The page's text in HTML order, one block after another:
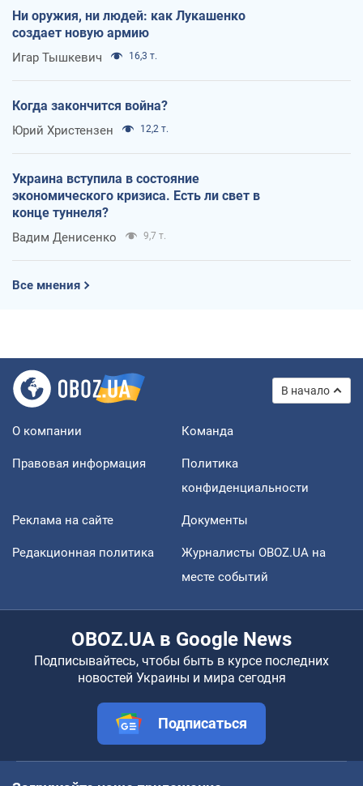
Ни оружия, ни людей: как Лукашенко
создает новую армию
Игар Тышкевич 16,3 т.
Когда закончится война?
Юрий Христензен 12,2 т.
Украина вступила в состояние
экономического кризиса. Есть ли свет в
конце туннеля?
Вадим Денисенко 9,7 т.
Все мнения
В начало
О компании Команда
Правовая информация
Политика
конфиденциальности
Реклама на сайте Документы
Редакционная политика
Журналисты OBOZ.UA на
месте событий
OBOZ.UA в Google News
Подписывайтесь, чтобы быть в курсе последних
новостей Украины и мира сегодня
Подписаться